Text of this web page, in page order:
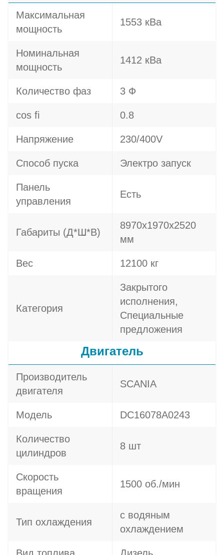
Максимальная
мощность
1553 кВа
Номинальная
мощность
1412 кВа
Количество фаз 3 Ф
cos fi 0.8
Напряжение 230/400V
Способ пуска Электро запуск
Панель
управления
Есть
Габариты (Д*Ш*В)
8970х1970х2520
мм
Вес 12100 кг
Категория
Закрытого
исполнения,
Специальные
предложения
Двигатель
Производитель
двигателя
SCANIA
Модель DC16078A0243
Количество
цилиндров
8 шт
Скорость
вращения
1500 об./мин
Тип охлаждения
с водяным
охлаждением